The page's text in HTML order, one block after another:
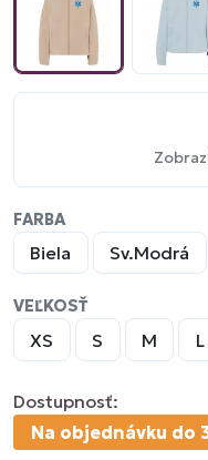
FARBA
Biela Sv.Modrá
VEĽKOSŤ
XS S M L
Dostupnosť:
Na objednávku do